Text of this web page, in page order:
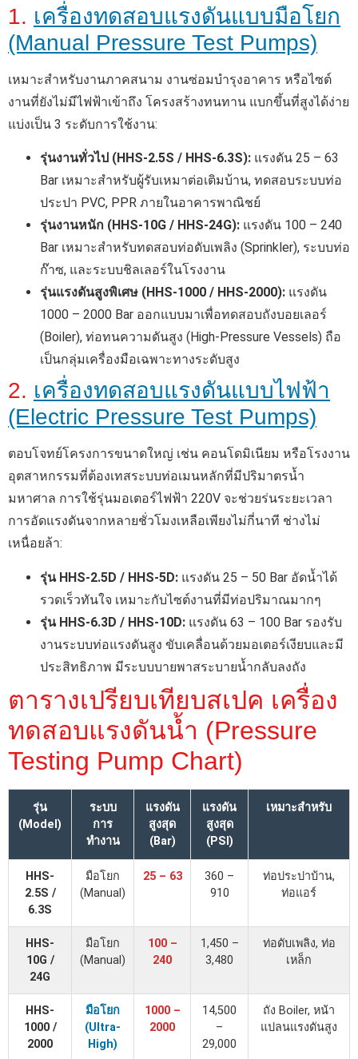
1. เครื่องทดสอบแรงดันแบบมือโยก
(Manual Pressure Test Pumps)
เหมาะสำหรับงานภาคสนาม งานซ่อมบำรุงอาคาร หรือไซต์
งานที่ยังไม่มีไฟฟ้าเข้าถึง โครงสร้างทนทาน แบกขึ้นที่สูงได้ง่าย
แบ่งเป็น 3 ระดับการใช้งาน:
รุ่นงานทั่วไป (HHS-2.5S / HHS-6.3S): แรงดัน 25 – 63
Bar เหมาะสำหรับผู้รับเหมาต่อเติมบ้าน, ทดสอบระบบท่อ
ประปา PVC, PPR ภายในอาคารพาณิชย์
รุ่นงานหนัก (HHS-10G / HHS-24G): แรงดัน 100 – 240
Bar เหมาะสำหรับทดสอบท่อดับเพลิง (Sprinkler), ระบบท่อ
ก๊าซ, และระบบชิลเลอร์ในโรงงาน
รุ่นแรงดันสูงพิเศษ (HHS-1000 / HHS-2000): แรงดัน
1000 – 2000 Bar ออกแบบมาเพื่อทดสอบถังบอยเลอร์
(Boiler), ท่อทนความดันสูง (High-Pressure Vessels) ถือ
เป็นกลุ่มเครื่องมือเฉพาะทางระดับสูง
2. เครื่องทดสอบแรงดันแบบไฟฟ้า
(Electric Pressure Test Pumps)
ตอบโจทย์โครงการขนาดใหญ่ เช่น คอนโดมิเนียม หรือโรงงาน
อุตสาหกรรมที่ต้องเทสระบบท่อเมนหลักที่มีปริมาตรน้ำ
มหาศาล การใช้รุ่นมอเตอร์ไฟฟ้า 220V จะช่วยร่นระยะเวลา
การอัดแรงดันจากหลายชั่วโมงเหลือเพียงไม่กี่นาที ช่างไม่
เหนื่อยล้า:
รุ่น HHS-2.5D / HHS-5D: แรงดัน 25 – 50 Bar อัดน้ำได้
รวดเร็วทันใจ เหมาะกับไซต์งานที่มีท่อปริมาณมากๆ
รุ่น HHS-6.3D / HHS-10D: แรงดัน 63 – 100 Bar รองรับ
งานระบบท่อแรงดันสูง ขับเคลื่อนด้วยมอเตอร์เงียบและมี
ประสิทธิภาพ มีระบบบายพาสระบายน้ำกลับลงถัง
ตารางเปรียบเทียบสเปค เครื่อง
ทดสอบแรงดันน้ำ (Pressure
Testing Pump Chart)
รุ่น
(Model)
ระบบ
การ
ทำงาน
แรงดัน
สูงสุด
(Bar)
แรงดัน
สูงสุด
(PSI)
เหมาะสำหรับ
HHS-
2.5S /
6.3S
มือโยก
(Manual)
25 – 63
360 –
910
ท่อประปาบ้าน,
ท่อแอร์
HHS-
10G /
24G
มือโยก
(Manual)
100 –
240
1,450 –
3,480
ท่อดับเพลิง, ท่อ
เหล็ก
HHS-
1000 /
2000
มือโยก
(Ultra-
High)
1000 –
2000
14,500
–
29,000
ถัง Boiler, หน้า
แปลนแรงดันสูง